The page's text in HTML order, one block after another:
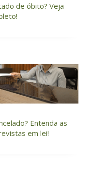
de óbito? Veja
Entenda as
em lei!